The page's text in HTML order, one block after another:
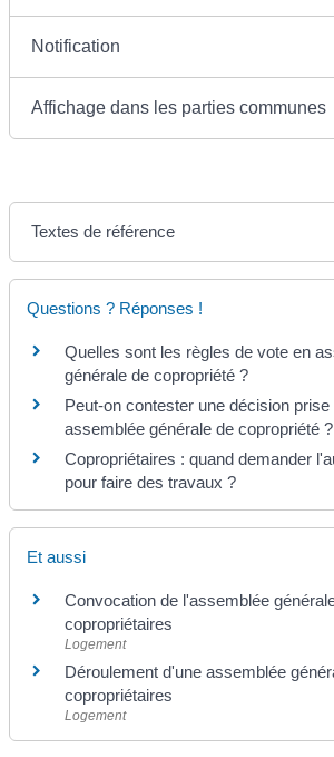
Notification
Affichage dans les parties communes
Textes de référence
Questions ? Réponses !
Quelles sont les règles de vote en
générale de copropriété ?
Peut-on contester une décision prise
assemblée générale de copropriété ?
Copropriétaires : quand demander
pour faire des travaux ?
Et aussi
Convocation de l'assemblée
copropriétaires
Logement
Déroulement d'une assemblée
copropriétaires
Logement